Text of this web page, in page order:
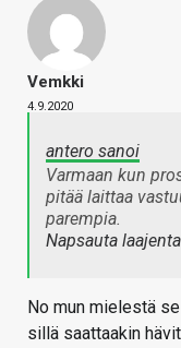
Vemkki
4.9.2020
antero sanoi
Varmaan kun
pitää laittaa
parempia.
Napsauta
No mun mielestä
sillä saattaakin